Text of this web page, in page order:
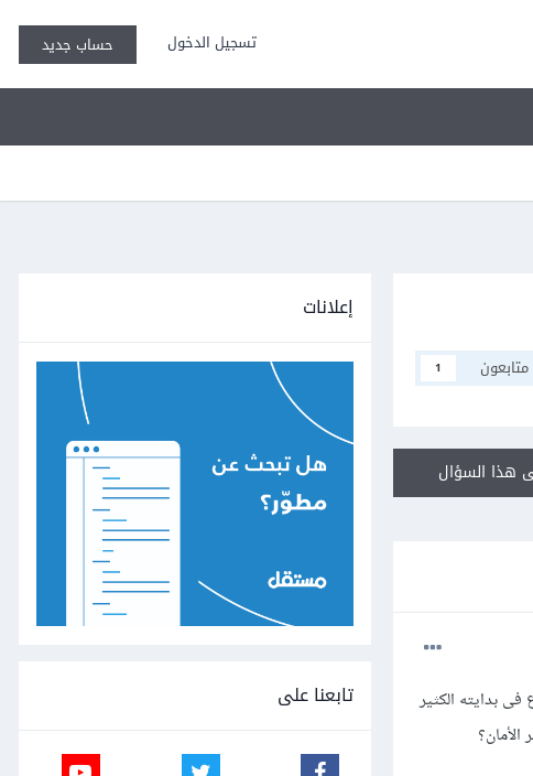
تسجيل الدخول حساب جديد
متابعون 1
هذا السؤال
بدايته الكثير
إعلانات
تابعنا على